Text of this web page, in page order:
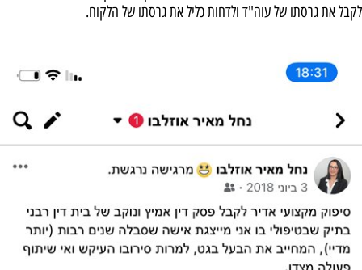
לקבל את גרסתו של עוה"ד ולדחות כליל את גרסתו של הלקוח.